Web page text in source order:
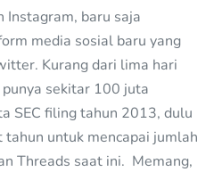
Instagram, baru saja
media sosial baru yang
Kurang dari lima hari
sekitar 100 juta
SEC filing tahun 2013, dulu
untuk mencapai jumlah
Threads saat ini. Memang,